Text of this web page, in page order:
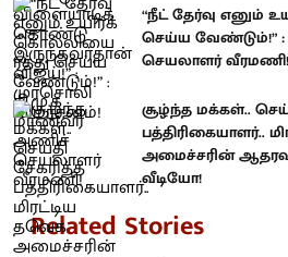
“நீட் தேர்வு எனும்
செய்ய வேண்டும்!”
செயலாளர் வீரமணி!
சூழ்ந்த மக்கள்..
பத்திரிகையாளர்..
அமைச்சரின்
வீடியோ!
Related Stories